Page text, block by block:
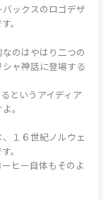
ックスのロゴデザ
。
のはやはり二つの
ャ神話に登場する
というアイディア
。
１６世紀ノルウェ
。
ヒー自体もそのよ